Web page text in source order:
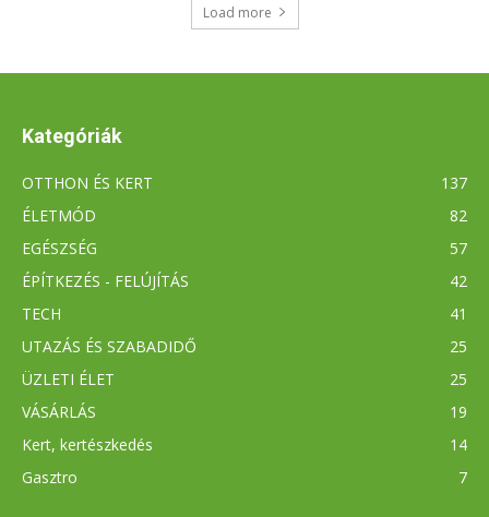
Load more
Kategóriák
OTTHON ÉS KERT
137
ÉLETMÓD
82
EGÉSZSÉG
57
ÉPÍTKEZÉS - FELÚJÍTÁS
42
TECH
41
UTAZÁS ÉS SZABADIDŐ
25
ÜZLETI ÉLET
25
VÁSÁRLÁS
19
Kert, kertészkedés
14
Gasztro
7